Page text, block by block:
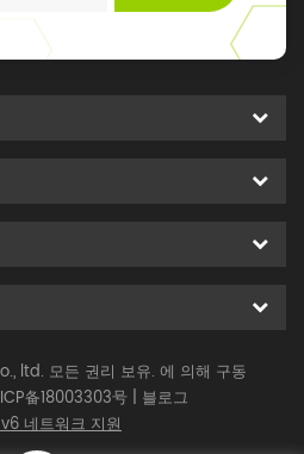
ltd. 모든 권리 보유. 에 의해 구동
备18003303号| 블로그
네트워크 지원